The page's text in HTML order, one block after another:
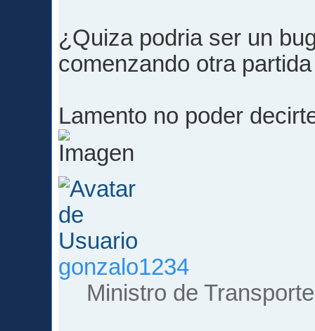
¿Quiza podria ser un
comenzando otra
Lamento no poder
gonzalo1234
Ministro de Transporte